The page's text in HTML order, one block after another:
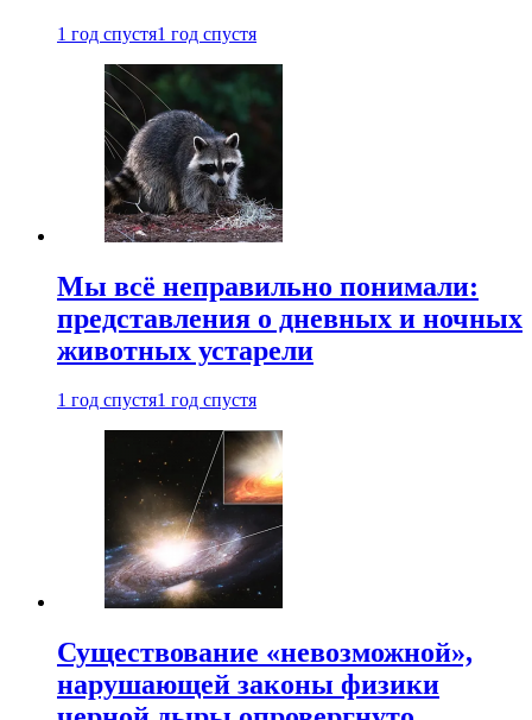
1 год спустя1 год спустя
Мы всё неправильно понимали:
представления о дневных и ночных
животных устарели
1 год спустя1 год спустя
Существование «невозможной»,
нарушающей законы физики